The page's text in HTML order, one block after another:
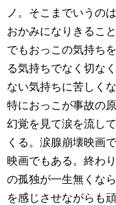
ノ。そこまでいうの
おかみになりきるこ
でもおっこの気持ち
る気持ちでなく切な
ない気持ちに苦しく
特におっこが事故の
幻覚を見て涙を流し
くる。涙腺崩壊映画
映画でもある。終わ
の孤独が一生無くな
を感じさせながらも